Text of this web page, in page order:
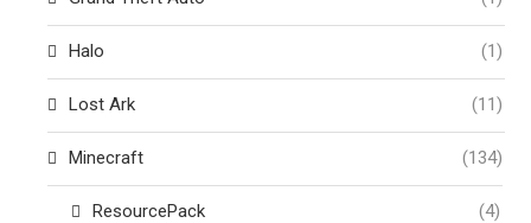
Halo (1)
Lost Ark (11)
Minecraft (134)
ResourcePack (4)